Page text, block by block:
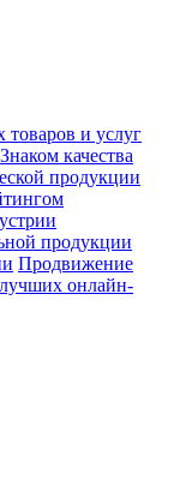
и услуг
качества
продукции
продукции
Продвижение
онлайн-